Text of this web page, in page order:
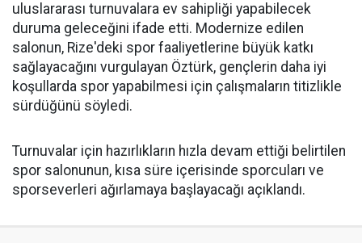
uluslararası turnuvalara ev sahipliği yapabilecek
duruma geleceğini ifade etti. Modernize edilen
salonun, Rize'deki spor faaliyetlerine büyük katkı
sağlayacağını vurgulayan Öztürk, gençlerin daha iyi
koşullarda spor yapabilmesi için çalışmaların titizlikle
sürdüğünü söyledi.
Turnuvalar için hazırlıkların hızla devam ettiği belirtilen
spor salonunun, kısa süre içerisinde sporcuları ve
sporseverleri ağırlamaya başlayacağı açıklandı.